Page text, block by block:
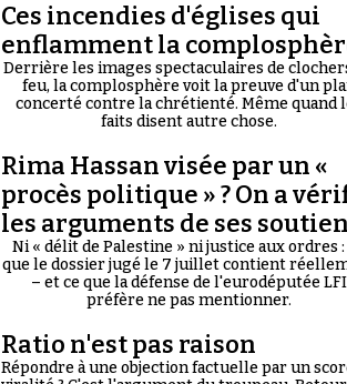
Ces incendies d'églises qui
enflamment la
Derrière les images spectaculaires de
feu, la complosphère voit la preuve d'un
concerté contre la chrétienté. Même quand
faits disent autre chose.
Rima Hassan visée par un «
procès politique » ? On a
les arguments de ses
Ni « délit de Palestine » ni justice aux ordres :
que le dossier jugé le 7 juillet contient
– et ce que la défense de l'eurodéputée LFI
préfère ne pas mentionner.
Ratio n'est pas raison
Répondre à une objection factuelle par un